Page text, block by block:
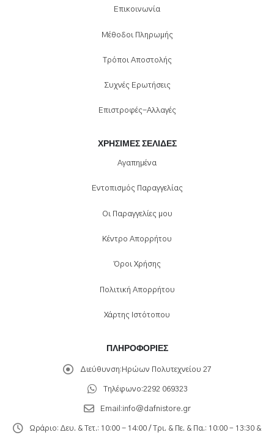
Επικοινωνία
Μέθοδοι Πληρωμής
Τρόποι Αποστολής
Συχνές Ερωτήσεις
Επιστροφές-Αλλαγές
ΧΡΉΣΙΜΕΣ ΣΕΛΊΔΕΣ
Αγαπημένα
Εντοπισμός Παραγγελίας
Οι Παραγγελίες μου
Κέντρο Απορρήτου
Όροι Χρήσης
Πολιτική Απορρήτου
Χάρτης Ιστότοπου
ΠΛΗΡΟΦΟΡΊΕΣ
Διεύθυνση: Ηρώων Πολυτεχνείου 27
Τηλέφωνο:2292 069323
Email:info@dafnistore.gr
Ωράριο: Δευ. & Τετ.: 10:00 - 14:00 / Τρι. & Πε. & Πα.: 10:00 – 13:30 &